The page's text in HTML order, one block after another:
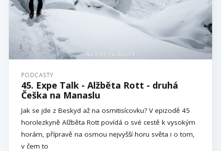
PODCASTY
45. Expe Talk - Alžběta Rott - druhá
Češka na Manaslu
Jak se jde z Beskyd až na osmitisícovku? V epizodě 45
horolezkyně Alžběta Rott povídá o své cestě k vysokým
horám, přípravě na osmou nejvyšší horu světa i o tom,
v čem to